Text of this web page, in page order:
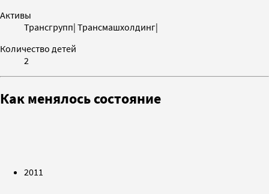
Активы
Трансгрупп| Трансмашхолдинг|
Количество детей
2
Как менялось состояние
2011